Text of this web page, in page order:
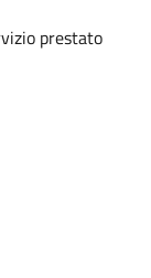
prestato